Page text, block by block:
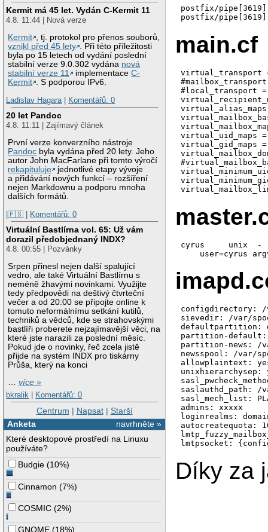
Kermit má 45 let. Vydán C-Kermit 11
4.8. 11:44 | Nová verze
Kermit
, tj. protokol pro přenos souborů,
vznikl před 45 lety
. Při této příležitosti
byla po 15 letech od vydání poslední
stabilní verze 9.0.302 vydána nová
stabilní verze 11
implementaceC-
Kermit
. S podporou IPv6.
Ladislav Hagara | Komentářů: 0
20 let Pandoc
4.8. 11:11 | Zajímavý článek
První verze konverzního nástroje
Pandoc byla vydána před 20 lety. Jeho
autor John MacFarlane při tomto výročí
rekapituluje
jednotlivé etapy vývoje
a přidávání nových funkcí – rozšíření
nejen Markdownu a podporu mnoha
dalších formátů.
|🇵🇸 | Komentářů: 0
Virtuální Bastlírna vol. 65: Už vám
dorazil předobjednaný INDX?
4.8. 00:55 | Pozvánky
Srpen přinesl nejen další spalující
vedro, ale také Virtuální Bastlírnu s
neméně žhavými novinkami. Využijte
tedy předpovědi na deštivý čtvrteční
večer a od 20:00 se připojte online k
tomuto neformálnímu setkání kutilů,
techniků a vědců, kde se strahovskými
bastlíři proberete nejzajímavější věci, na
které jste narazili za poslední měsíc.
Pokud jde o novinky, řeč zcela jistě
přijde na systém INDX pro tiskárny
Průša, který na konci
…více »
bkralik
Komentářů: 0
Centrum | Napsat| Starší
navrhněte »
Anketa
Které desktopové prostředí na Linuxu
používáte?
Budgie (10%)
Cinnamon (7%)
COSMIC (2%)
GNOME (18%)
postfix/
main.cf
virtual_transport
#local_transport
virtual_uid_maps
virtual_gid_maps
cyrus     unix
user=cyrus
configdirectory:
sievedir: /var/
defaultpartition:
partition-default:
partition-news: /
newsspool: /var/
allowplaintext:
unixhierarchysep:
saslauthd_path: /
sasl_mech_list:
admins: xxxxx
loginrealms:
autocreatequota:
lmtpsocket:
Díky za